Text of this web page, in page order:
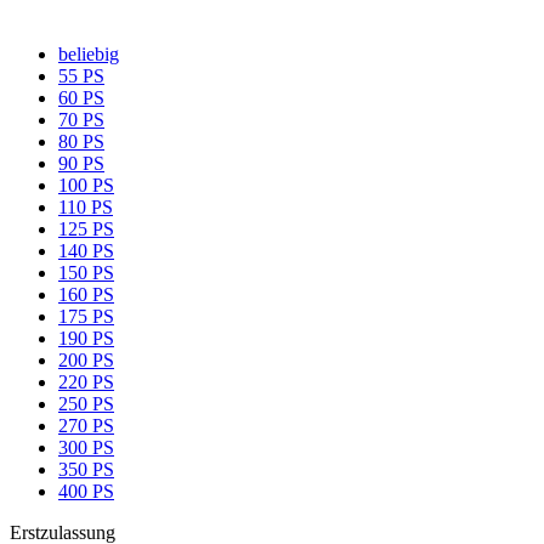
beliebig
55 PS
60 PS
70 PS
80 PS
90 PS
100 PS
110 PS
125 PS
140 PS
150 PS
160 PS
175 PS
190 PS
200 PS
220 PS
250 PS
270 PS
300 PS
350 PS
400 PS
Erstzulassung